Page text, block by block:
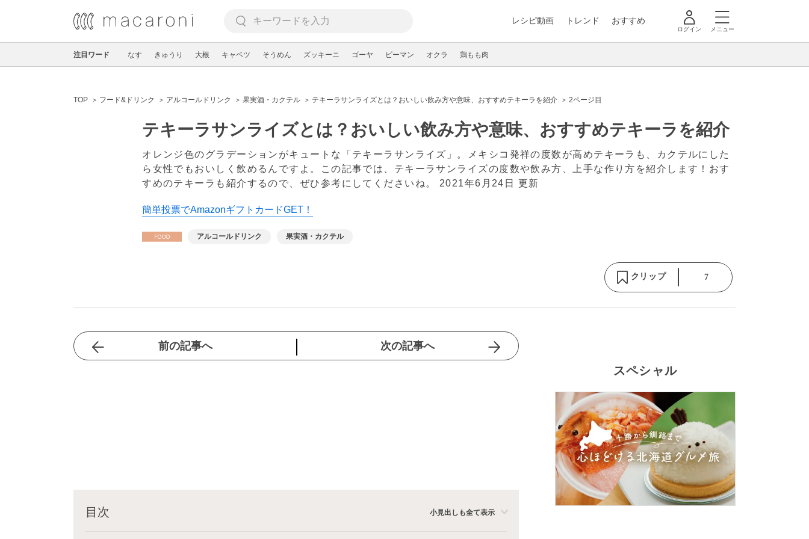
レシピ動画 トレンド おすすめ
ログイン メニュー
注目ワード なす きゅうり 大根 キャベツ そうめん ズッキーニ ゴーヤ ピーマン オクラ 鶏もも肉
TOP フード&ドリンク アルコールドリンク 果実酒・カクテル テキーラサンライズとは？おいしい飲み方や意味、おすすめテキーラを紹介 2ページ目
テキーラサンライズとは？おいしい飲み方や意味、おすすめテキーラを紹介
オレンジ色のグラデーションがキュートな「テキーラサンライズ」。メキシコ発祥の度数が高めテキーラも、カクテルにした
ら女性でもおいしく飲めるんですよ。この記事では、テキーラサンライズの度数や飲み方、上手な作り方を紹介します！おす
すめのテキーラも紹介するので、ぜひ参考にしてくださいね。 2021年6月24日 更新
簡単投票でAmazonギフトカードGET！
アルコールドリンク 果実酒・カクテル
クリップ 7
前の記事へ 次の記事へ
目次 小見出しも全て表示
スペシャル